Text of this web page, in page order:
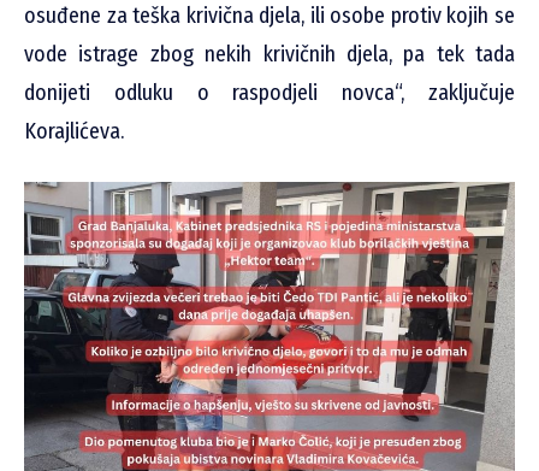
osuđene za teška krivična djela, ili osobe protiv kojih se
vode istrage zbog nekih krivičnih djela, pa tek tada
donijeti odluku o raspodjeli novca“, zaključuje
Korajlićeva.